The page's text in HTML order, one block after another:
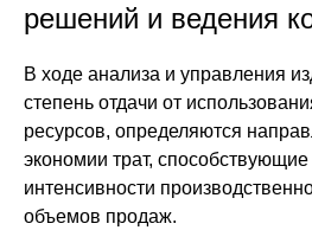
решений и ведения
В ходе анализа и управления
степень отдачи от
ресурсов, определяются
экономии трат,
интенсивности
объемов продаж.